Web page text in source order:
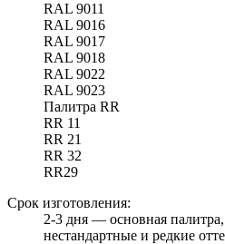
RAL 9011
RAL 9016
RAL 9017
RAL 9018
RAL 9022
RAL 9023
Палитра RR
RR 11
RR 21
RR 32
RR29
Срок изготовления:
2-3 дня — основная
нестандартные и редкие